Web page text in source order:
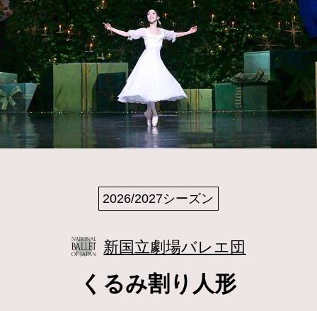
2026/2027シーズン
新国立劇場バレエ団
くるみ割り人形